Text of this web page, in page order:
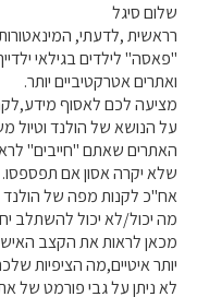
שלום סיגל
רראשית ,לדעתי,
"פאסה" לילדים בגילאי
ואתרים אטרקטיביים יותר.
מציעה לכם לאסוף
על הנושא של הולנד
האתרים שאתם "חייבים"
שלא יקרה אסון אם תפספסו.
אח"כ לקנות מפה של הולנד
מה יכול/לא יכול להשתלב
מכאן לראות את הקצב
יותר איטיים,מה הציפיות
לא ניתן על גבי פורמט של